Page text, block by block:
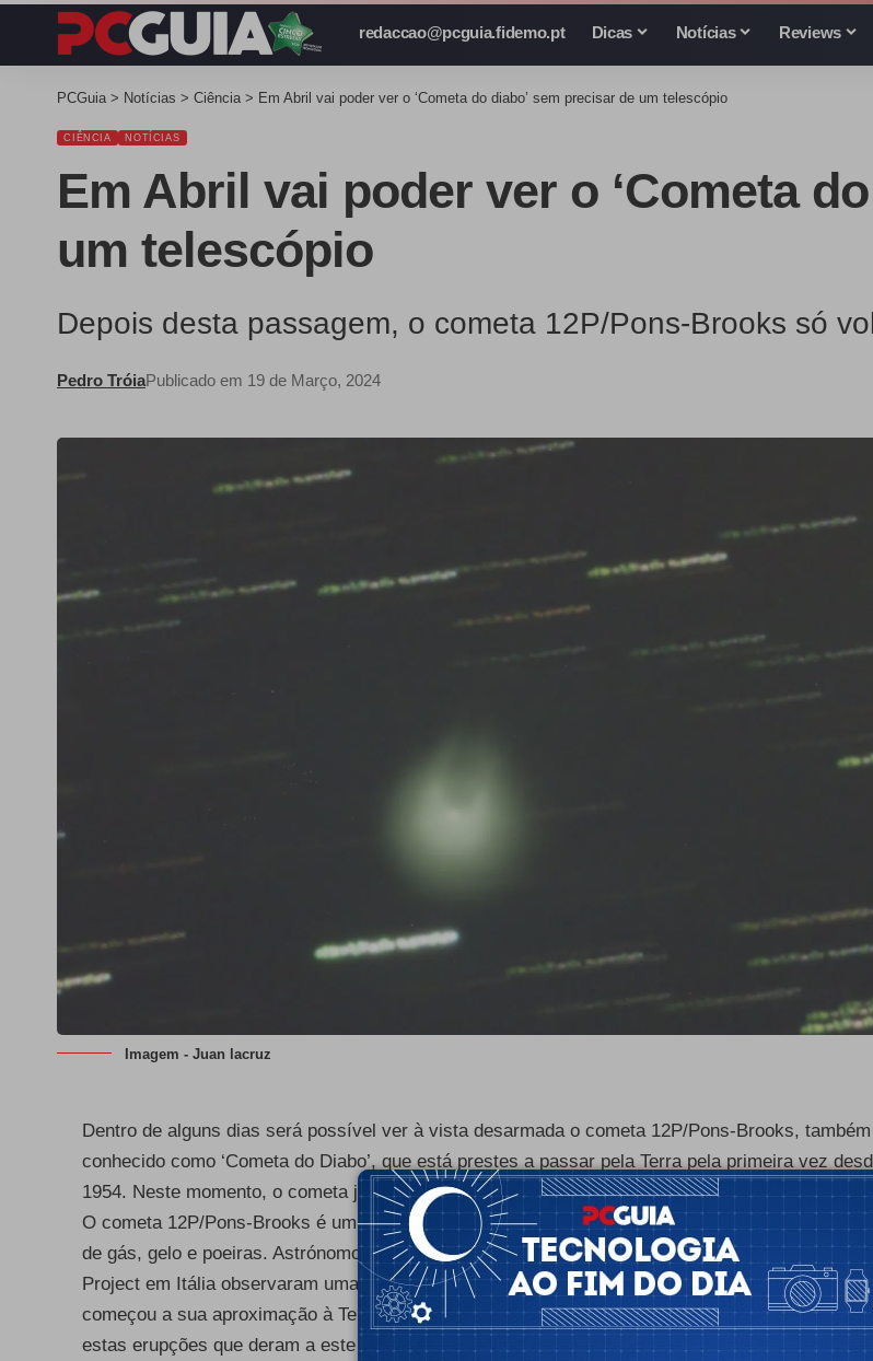
redaccao@pcguia.fidemo.pt Dicas Notícias Reviews
PCGuia > Notícias > Ciência > Em Abril vai poder ver o ‘Cometa do diabo’ sem precisar de um telescópio
CIÊNCIA NOTÍCIAS
Em Abril vai poder ver o ‘Cometa
um telescópio
Depois desta passagem, o cometa 12P/Pons-Brooks só
Pedro TróiaPublicado em 19 de Março, 2024
Imagem - Juan lacruz
Dentro de alguns dias será possível ver à vista desarmada o cometa 12P/Pons-Brooks, também
conhecido como ‘Cometa do Diabo’, que está prestes a passar pela Terra pela primeira vez
1954. Neste momento, o cometa já é visível para quem tiver um telescópio.
O cometa 12P/Pons-Brooks é um cometa ‘crio vulcânico’. Isto quer dizer que pode sofrer
de gás, gelo e poeiras. Astrónomos do Observatório Olivar em Espanha e do Virtual Telescope
Project em Itália observaram uma dessas erupções no ano passado quando o 12P/Pons-Brooks
começou a sua aproximação à Terra. Como as imagens doVirtual Telescope Project mostram,
estas erupções que deram a este cometa a sua forma de meia-lua, o que lhe valeu a alcunha de